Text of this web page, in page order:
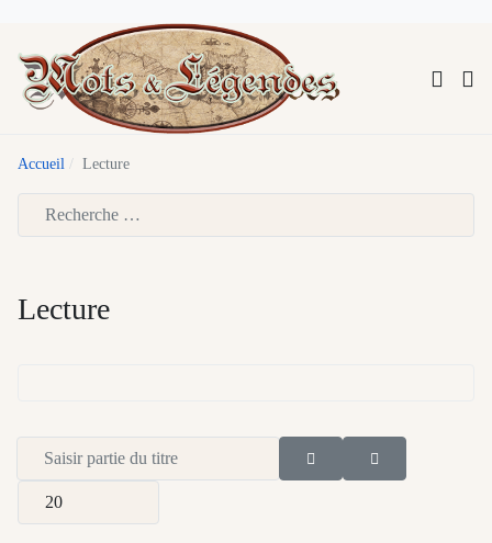
Accueil Lecture
Lecture
Saisir partie du titre
Afficher #